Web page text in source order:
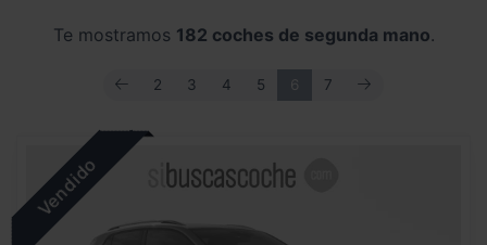
Te mostramos 182 coches de segunda mano.
ANTERIOR
2 3 4 5 6 7 SIGUIENTE